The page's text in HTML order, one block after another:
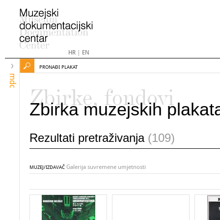
HR| EN
mdc
PRONAĐI PLAKAT
Zbirke, fondovi
Zbirka muzejskih
Rezultati pretraživanja (109)
MUZEJ/IZDAVAČ Galerija suvremene umjetnosti